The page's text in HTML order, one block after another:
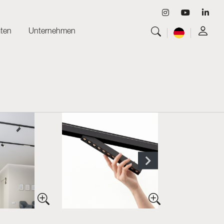
Unternehmen
Lineare und geschwungene Modulsysteme
Dreiphasen-Schiene (230V)
Spotlights und Downlights
Leuchtpaneele und Plexiled